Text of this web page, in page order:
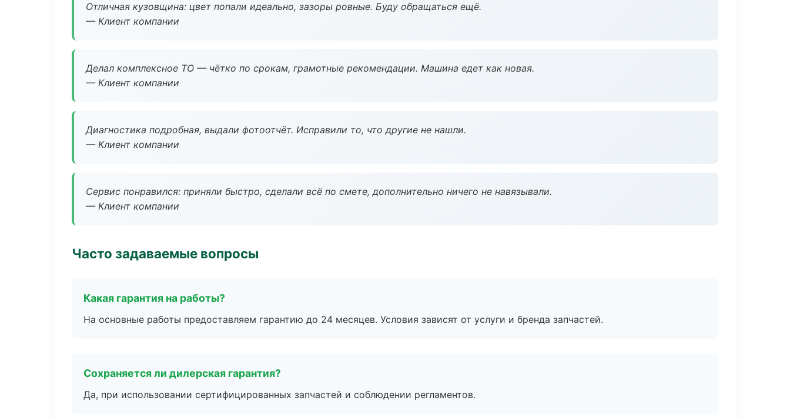
Отличная кузовщина: цвет попали идеально, зазоры ровные. Буду обращаться ещё.
— Клиент компании
Делал комплексное ТО — чётко по срокам, грамотные рекомендации. Машина едет как новая.
— Клиент компании
Диагностика подробная, выдали фотоотчёт. Исправили то, что другие не нашли.
— Клиент компании
Сервис понравился: приняли быстро, сделали всё по смете, дополнительно ничего не навязывали.
— Клиент компании
Часто задаваемые вопросы
Какая гарантия на работы?
На основные работы предоставляем гарантию до 24 месяцев. Условия зависят от услуги и бренда запчастей.
Сохраняется ли дилерская гарантия?
Да, при использовании сертифицированных запчастей и соблюдении регламентов.